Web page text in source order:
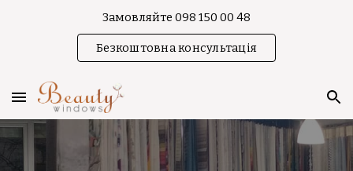
Замовляйте 098 150 00 48
Безкоштовна консультація